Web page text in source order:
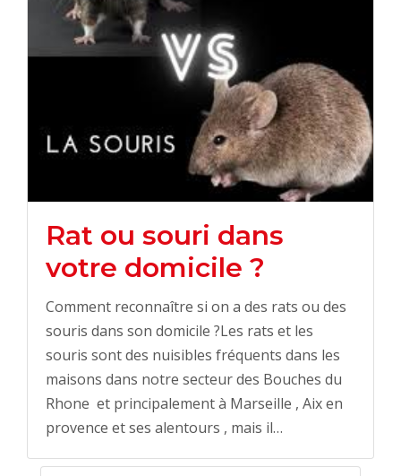
Rat ou souri dans
votre domicile ?
Comment reconnaître si on a des rats ou des
souris dans son domicile ?Les rats et les
souris sont des nuisibles fréquents dans les
maisons dans notre secteur des Bouches du
Rhone et principalement à Marseille , Aix en
provence et ses alentours , mais il…